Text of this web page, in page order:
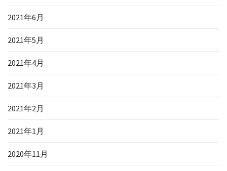
2021年6月
2021年5月
2021年4月
2021年3月
2021年2月
2021年1月
2020年11月